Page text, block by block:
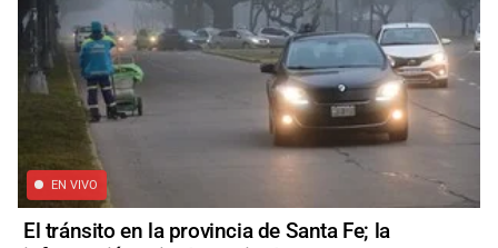
EN VIVO
El tránsito en la provincia de Santa Fe; la